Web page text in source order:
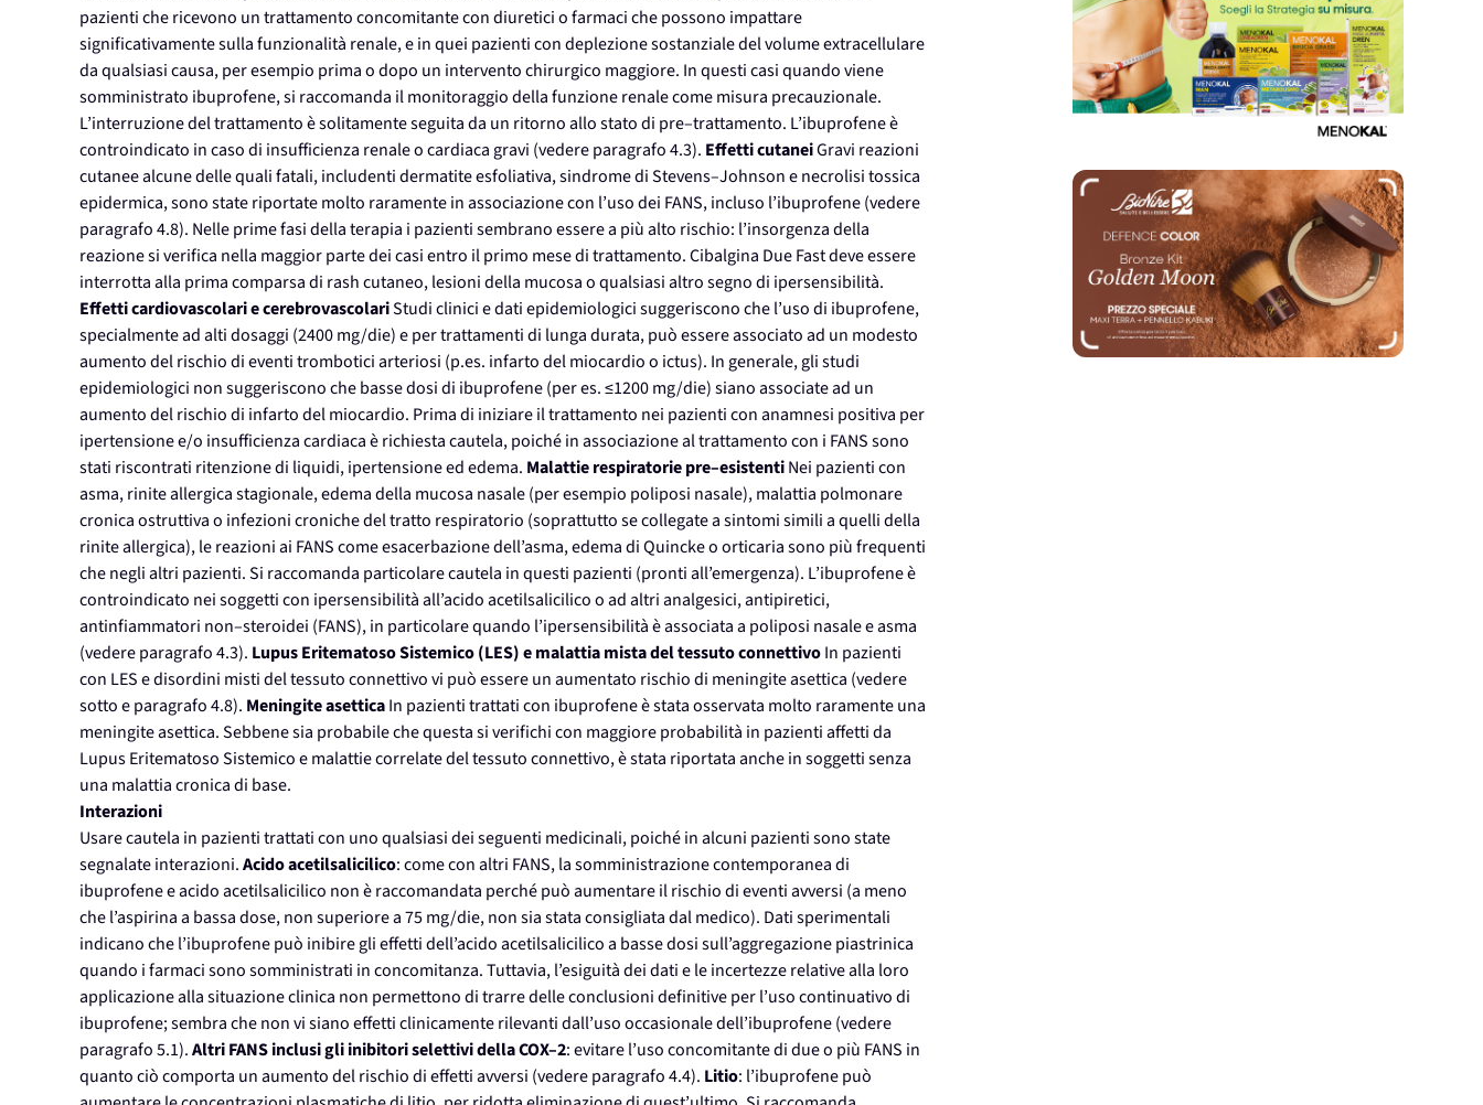
pazienti che ricevono un trattamento concomitante con diuretici o farmaci che possono impattare
significativamente sulla funzionalità renale, e in quei pazienti con deplezione sostanziale del volume extracellulare
da qualsiasi causa, per esempio prima o dopo un intervento chirurgico maggiore. In questi casi quando viene
somministrato ibuprofene, si raccomanda il monitoraggio della funzione renale come misura precauzionale.
L’interruzione del trattamento è solitamente seguita da un ritorno allo stato di pre–trattamento. L’ibuprofene è
controindicato in caso di insufficienza renale o cardiaca gravi (vedere paragrafo 4.3). Effetti cutaneiGravi reazioni
cutanee alcune delle quali fatali, includenti dermatite esfoliativa, sindrome di Stevens–Johnson e necrolisi tossica
epidermica, sono state riportate molto raramente in associazione con l’uso dei FANS, incluso l’ibuprofene (vedere
paragrafo 4.8). Nelle prime fasi della terapia i pazienti sembrano essere a più alto rischio: l’insorgenza della
reazione si verifica nella maggior parte dei casi entro il primo mese di trattamento. Cibalgina Due Fast deve essere
interrotta alla prima comparsa di rash cutaneo, lesioni della mucosa o qualsiasi altro segno di ipersensibilità.
Effetti cardiovascolari e cerebrovascolariStudi clinici e dati epidemiologici suggeriscono che l’uso di ibuprofene,
specialmente ad alti dosaggi (2400 mg/die) e per trattamenti di lunga durata, può essere associato ad un modesto
aumento del rischio di eventi trombotici arteriosi (p.es. infarto del miocardio o ictus). In generale, gli studi
epidemiologici non suggeriscono che basse dosi di ibuprofene (per es. ≤1200 mg/die) siano associate ad un
aumento del rischio di infarto del miocardio. Prima di iniziare il trattamento nei pazienti con anamnesi positiva per
ipertensione e/o insufficienza cardiaca è richiesta cautela, poiché in associazione al trattamento con i FANS sono
stati riscontrati ritenzione di liquidi, ipertensione ed edema. Malattie respiratorie pre–esistentiNei pazienti con
asma, rinite allergica stagionale, edema della mucosa nasale (per esempio poliposi nasale), malattia polmonare
cronica ostruttiva o infezioni croniche del tratto respiratorio (soprattutto se collegate a sintomi simili a quelli della
rinite allergica), le reazioni ai FANS come esacerbazione dell’asma, edema di Quincke o orticaria sono più frequenti
che negli altri pazienti. Si raccomanda particolare cautela in questi pazienti (pronti all’emergenza). L’ibuprofene è
controindicato nei soggetti con ipersensibilità all’acido acetilsalicilico o ad altri analgesici, antipiretici,
antinfiammatori non–steroidei (FANS), in particolare quando l’ipersensibilità è associata a poliposi nasale e asma
(vedere paragrafo 4.3). Lupus Eritematoso Sistemico (LES) e malattia mista del tessuto connettivoIn pazienti
con LES e disordini misti del tessuto connettivo vi può essere un aumentato rischio di meningite asettica (vedere
sotto e paragrafo 4.8). Meningite asetticaIn pazienti trattati con ibuprofene è stata osservata molto raramente una
meningite asettica. Sebbene sia probabile che questa si verifichi con maggiore probabilità in pazienti affetti da
Lupus Eritematoso Sistemico e malattie correlate del tessuto connettivo, è stata riportata anche in soggetti senza
una malattia cronica di base.
Interazioni
Usare cautela in pazienti trattati con uno qualsiasi dei seguenti medicinali, poiché in alcuni pazienti sono state
segnalate interazioni.Acido acetilsalicilico: come con altri FANS, la somministrazione contemporanea di
ibuprofene e acido acetilsalicilico non è raccomandata perché può aumentare il rischio di eventi avversi (a meno
che l’aspirina a bassa dose, non superiore a 75 mg/die, non sia stata consigliata dal medico). Dati sperimentali
indicano che l’ibuprofene può inibire gli effetti dell’acido acetilsalicilico a basse dosi sull’aggregazione piastrinica
quando i farmaci sono somministrati in concomitanza. Tuttavia, l’esiguità dei dati e le incertezze relative alla loro
applicazione alla situazione clinica non permettono di trarre delle conclusioni definitive per l’uso continuativo di
ibuprofene; sembra che non vi siano effetti clinicamente rilevanti dall’uso occasionale dell’ibuprofene (vedere
paragrafo 5.1).Altri FANS inclusi gli inibitori selettivi della COX–2: evitare l’uso concomitante di due o più FANS in
quanto ciò comporta un aumento del rischio di effetti avversi (vedere paragrafo 4.4). Litio: l’ibuprofene può